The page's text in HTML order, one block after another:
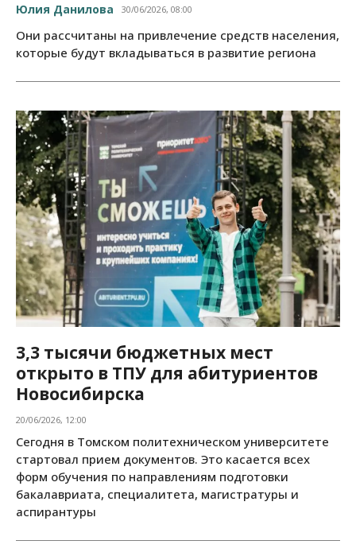
Юлия Данилова 30/06/2026, 08:00
Они рассчитаны на привлечение средств населения,
которые будут вкладываться в развитие региона
3,3 тысячи бюджетных мест
открыто в ТПУ для абитуриентов
Новосибирска
20/06/2026, 12:00
Сегодня в Томском политехническом университете
стартовал прием документов. Это касается всех
форм обучения по направлениям подготовки
бакалавриата, специалитета, магистратуры и
аспирантуры